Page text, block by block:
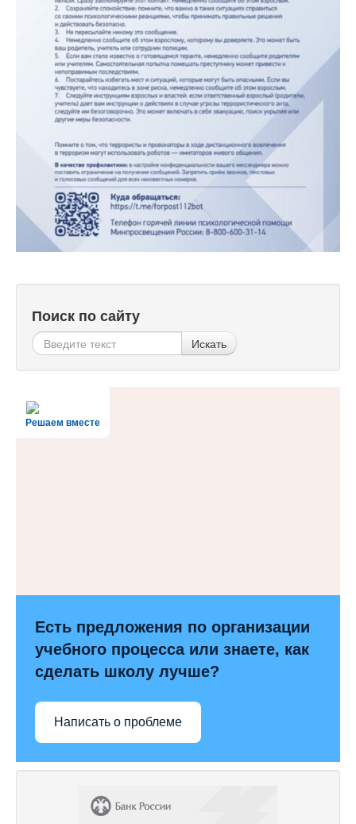
Поиск по сайту
Искать
Решаем вместе
Есть предложения по организации
учебного процесса или знаете, как
сделать школу лучше?
Написать о проблеме